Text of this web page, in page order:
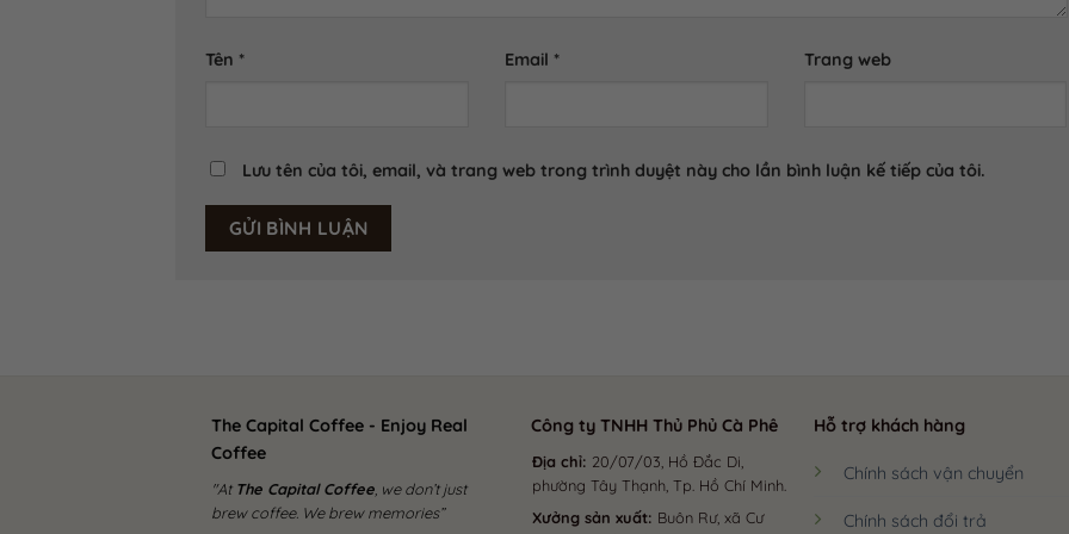
Tên * Email * Trang web
Lưu tên của tôi, email, và trang web trong trình duyệt này cho lần bình luận kế tiếp của tôi.
The Capital Coffee - Enjoy Real
Coffee
"At The Capital Coffee, we don’t just
brew coffee. We brew memories”
Công ty TNHH Thủ Phủ Cà Phê
Địa chỉ: 20/07/03, Hồ Đắc Di,
phường Tây Thạnh, Tp. Hồ Chí Minh.
Xưởng sản xuất: Buôn Rư, xã Cư
Hỗ trợ khách hàng
Chính sách vận chuyển
Chính sách đổi trả